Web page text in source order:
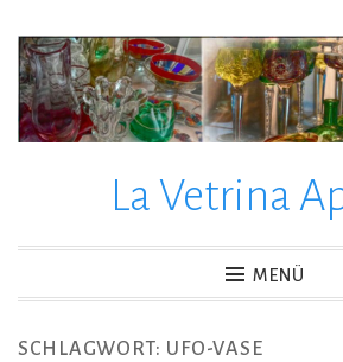
Zum
Inhalt
springen
La Vetrina
MENÜ
SCHLAGWORT: UFO-VASE